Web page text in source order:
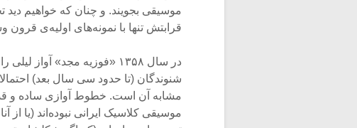
موسیقی بجویند. و چنان که خواهیم دید
قرابتش تنها با نمونه‌های اولیه‌ی قرون
در سال ۱۳۵۸ «فوزیه مجد»
شنوندگان (تا حدود سی سال بعد)
مشابه آن است. خطوط آوازی ساده و
موسیقی کلاسیک ایرانی نبوده‌اند (یا